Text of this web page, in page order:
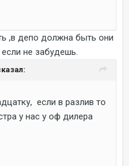
,в депо должна быть они
не забудешь.
если в разлив то
у нас у оф дилера